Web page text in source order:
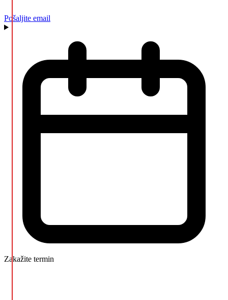
Pošaljite email
Zakažite termin